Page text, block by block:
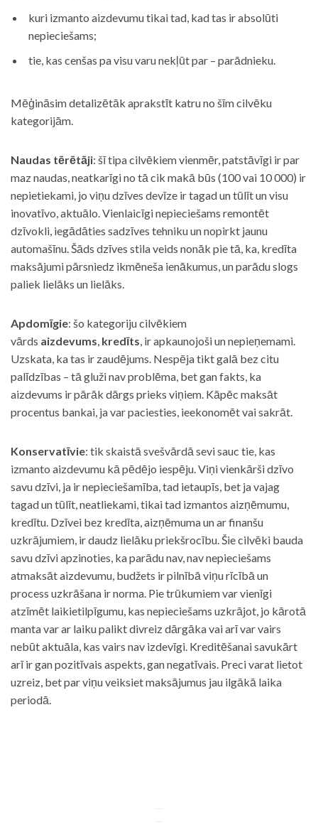
kuri izmanto aizdevumu tikai tad, kad tas ir absolūti
nepieciešams;
tie, kas cenšas pa visu varu nekļūt par – parādnieku.
Mēģināsim detalizētāk aprakstīt katru no šīm cilvēku
kategorijām.
Naudas tērētāji: šī tipa cilvēkiem vienmēr, patstāvīgi ir par
maz naudas, neatkarīgi no tā cik makā būs (100 vai 10 000) ir
nepietiekami, jo viņu dzīves devīze ir tagad un tūlīt un visu
inovatīvo, aktuālo. Vienlaicīgi nepieciešams remontēt
dzīvokli, iegādāties sadzīves tehniku un nopirkt jaunu
automašīnu. Šāds dzīves stila veids nonāk pie tā, ka, kredīta
maksājumi pārsniedz ikmēneša ienākumus, un parādu slogs
paliek lielāks un lielāks.
Apdomīgie: šo kategoriju cilvēkiem
vārds aizdevums, kredīts, ir apkaunojoši un nepieņemami.
Uzskata, ka tas ir zaudējums. Nespēja tikt galā bez citu
palīdzības – tā gluži nav problēma, bet gan fakts, ka
aizdevums ir pārāk dārgs prieks viņiem. Kāpēc maksāt
procentus bankai, ja var paciesties, ieekonomēt vai sakrāt.
Konservatīvie: tik skaistā svešvārdā sevi sauc tie, kas
izmanto aizdevumu kā pēdējo iespēju. Viņi vienkārši dzīvo
savu dzīvi, ja ir nepieciešamība, tad ietaupīs, bet ja vajag
tagad un tūlīt, neatliekami, tikai tad izmantos aizņēmumu,
kredītu. Dzīvei bez kredīta, aizņēmuma un ar finanšu
uzkrājumiem, ir daudz lielāku priekšrocību. Šie cilvēki bauda
savu dzīvi apzinoties, ka parādu nav, nav nepieciešams
atmaksāt aizdevumu, budžets ir pilnībā viņu rīcībā un
process uzkrāšana ir norma. Pie trūkumiem var vienīgi
atzīmēt laikietilpīgumu, kas nepieciešams uzkrājot, jo kārotā
manta var ar laiku palikt divreiz dārgāka vai arī var vairs
nebūt aktuāla, kas vairs nav izdevīgi. Kreditēšanai savukārt
arī ir gan pozitīvais aspekts, gan negatīvais. Preci varat lietot
uzreiz, bet par viņu veiksiet maksājumus jau ilgākā laika
periodā.